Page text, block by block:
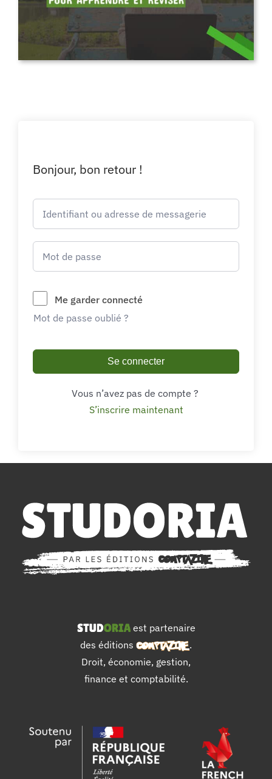
Bonjour, bon retour !
Me garder connecté
Mot de passe oublié ?
Se connecter
Vous n’avez pas de compte ?
S’inscrire maintenant
est partenaire
des éditions
.
Droit, économie, gestion,
finance et comptabilité.